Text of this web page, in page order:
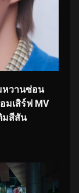
หวานซ่อน
มเสิร์ฟ MV
มสีสัน